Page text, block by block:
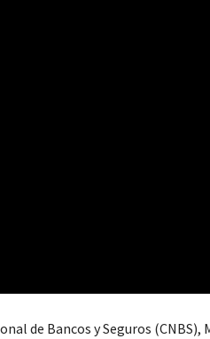
de Bancos y Seguros (CNBS),